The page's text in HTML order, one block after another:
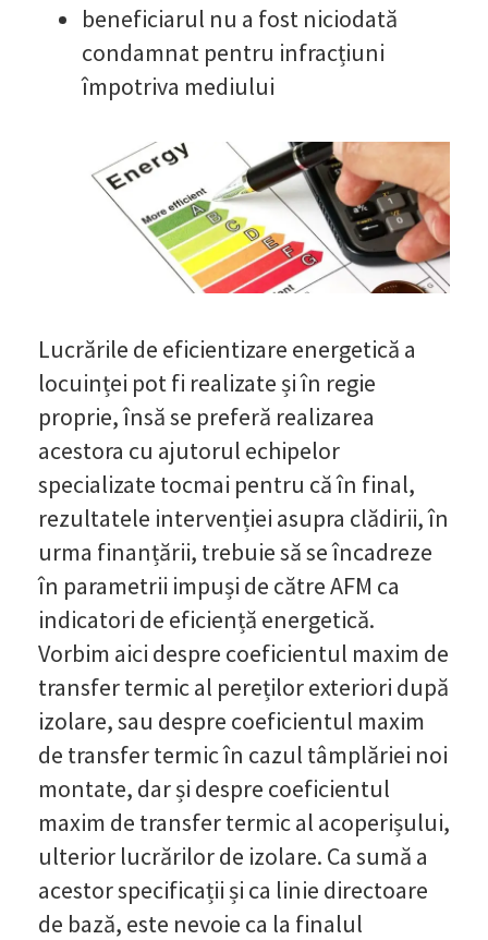
beneficiarul nu a fost niciodată
condamnat pentru infracțiuni
împotriva mediului
Lucrările de eficientizare energetică a
locuinței pot fi realizate și în regie
proprie, însă se preferă realizarea
acestora cu ajutorul echipelor
specializate tocmai pentru că în final,
rezultatele intervenției asupra clădirii, în
urma finanțării, trebuie să se încadreze
în parametrii impuși de către AFM ca
indicatori de eficiență energetică.
Vorbim aici despre coeficientul maxim de
transfer termic al pereților exteriori după
izolare, sau despre coeficientul maxim
de transfer termic în cazul tâmplăriei noi
montate, dar și despre coeficientul
maxim de transfer termic al acoperișului,
ulterior lucrărilor de izolare. Ca sumă a
acestor specificații și ca linie directoare
de bază, este nevoie ca la finalul